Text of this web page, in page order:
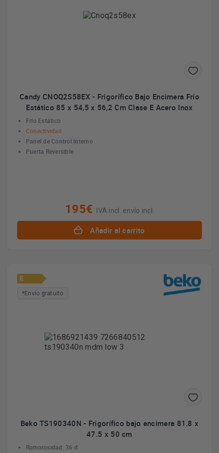
Candy CNOQ2S58EX - Frigorífico Bajo Encimera Frío
Estático 85 x 54,5 x 56,2 Cm Clase E Acero Inox
Frío Estático
Conectividad
Panel de Control Interno
Puerta Reversible
195€ IVA incl. envío incl.
Añadir al carrito
E
*Envío gratuito
Beko TS190340N - Frigorífico bajo encimera 81.8 x
47.5 x 50 cm
Rumorosidad: 36 d